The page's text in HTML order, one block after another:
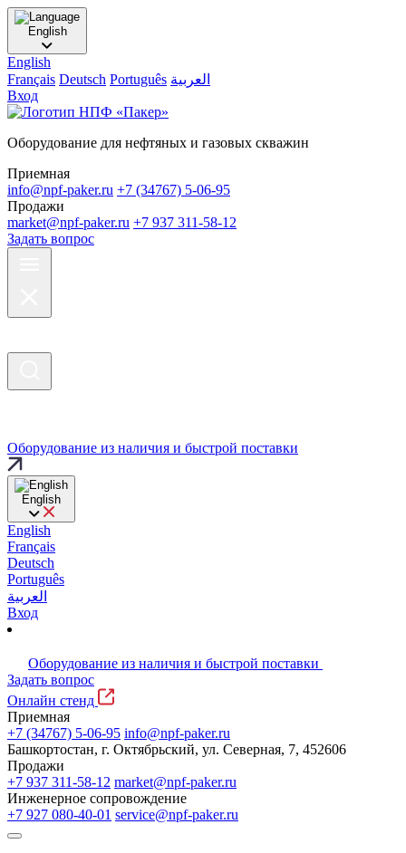
English
English
Français Deutsch Português العربية
Вход
Оборудование для нефтяных и газовых скважин
Приемная
info@npf-paker.ru +7 (34767) 5-06-95
Продажи
market@npf-paker.ru +7 937 311-58-12
Задать вопрос
Оборудование из наличия и быстрой поставки
English
English
Français
Deutsch
Português
العربية
Вход
Оборудование из наличия и быстрой поставки
Задать вопрос
Онлайн стенд
Приемная
+7 (34767) 5-06-95 info@npf-paker.ru
Башкортостан, г. Октябрьский, ул. Северная, 7, 452606
Продажи
+7 937 311-58-12 market@npf-paker.ru
Инженерное сопровождение
+7 927 080-40-01 service@npf-paker.ru